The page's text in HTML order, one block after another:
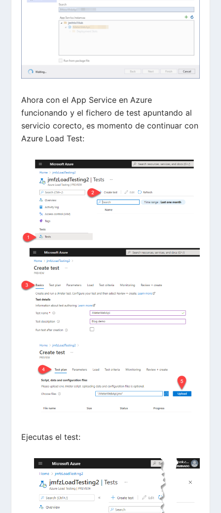
Ahora con el App Service en Azure
funcionando y el fichero de test apuntando al
servicio corecto, es momento de continuar con
Azure Load Test:
Ejecutas el test: